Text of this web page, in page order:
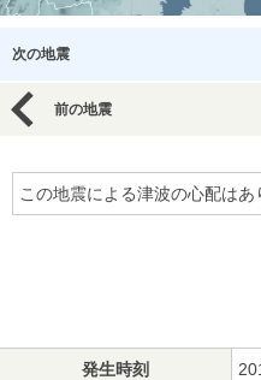
次の地震
前の地震
この地震による津波の心配はあ
発生時刻